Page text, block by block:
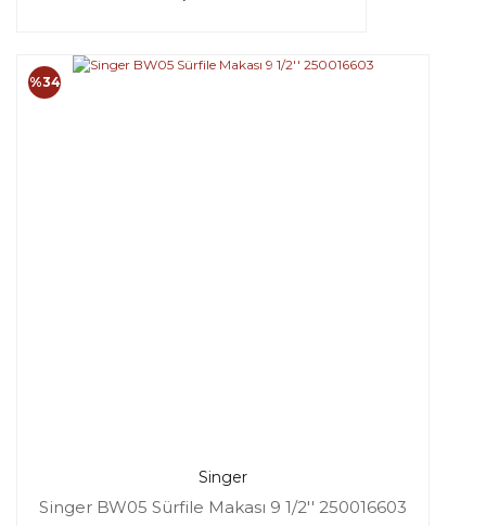
Singer
Singer BW05 Sürfile Makası 9 1/2'' 250016603
%34